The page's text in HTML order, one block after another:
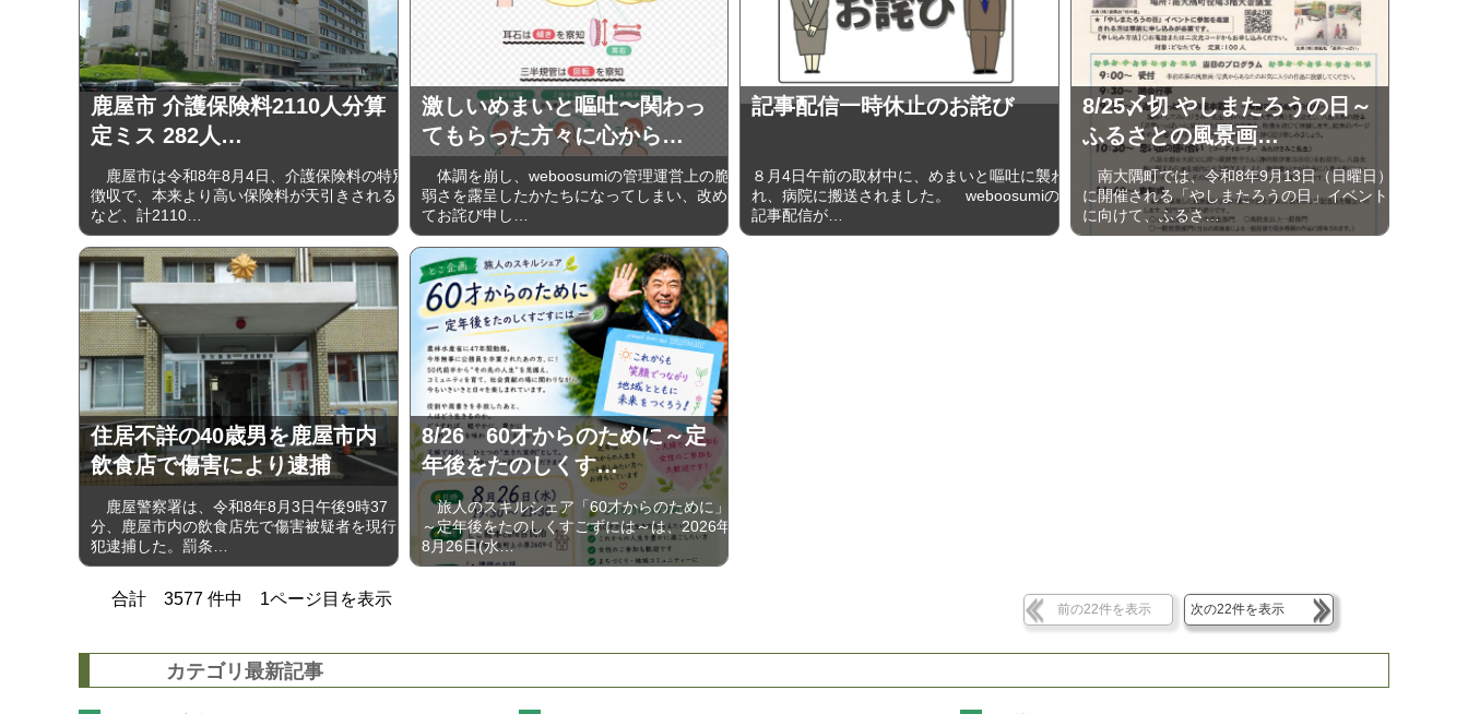
鹿屋市 介護保険料2110人分算
定ミス 282人…
鹿屋市は令和8年8月4日、介護保険料の特別
徴収で、本来より高い保険料が天引きされる
など、計2110…
激しいめまいと嘔吐〜関わっ
てもらった方々に心から…
体調を崩し、weboosumiの管理運営上の脆
弱さを露呈したかたちになってしまい、改め
てお詫び申し…
記事配信一時休止のお詫び
８月4日午前の取材中に、めまいと嘔吐に襲わ
れ、病院に搬送されました。 weboosumiの
記事配信が…
8/25〆切 やしまたろうの日～
ふるさとの風景画…
南大隅町では、令和8年9月13日（日曜日）
に開催される「やしまたろうの日」イベント
に向けて、ふるさ…
住居不詳の40歳男を鹿屋市内
飲食店で傷害により逮捕
鹿屋警察署は、令和8年8月3日午後9時37
分、鹿屋市内の飲食店先で傷害被疑者を現行
犯逮捕した。罰条…
8/26 60才からのために～定
年後をたのしくす…
旅人のスキルシェア「60才からのために」
～定年後をたのしくすごずには～は、2026年
8月26日(水…
合計 3577 件中 1ページ目を表示
前の22件を表示 次の22件を表示
カテゴリ最新記事